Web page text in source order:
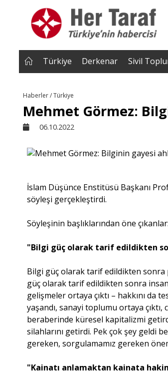
• Türkiye, Pakistan ve Suudi
Mekke
Türkiye Derkenar Sivil
Haberler / Türkiye
Mehmet Görmez:
06.10.2022
İslam Düşünce Enstitüsü Başkanı
söyleşi gerçekleştirdi.
Söyleşinin başlıklarından öne çıkanlar:
"Bilgi güç olarak tarif edildikten
Bilgi güç olarak tarif edildikten sonra
güç olarak tarif edildikten sonra
gelişmeler ortaya çıktı – hakkını
yaşandı, sanayi toplumu ortaya
beraberinde küresel kapitalizmi
silahlarını getirdi. Pek çok şey geldi
gereken, sorgulamamız gereken
"Kainatı anlamaktan kainata